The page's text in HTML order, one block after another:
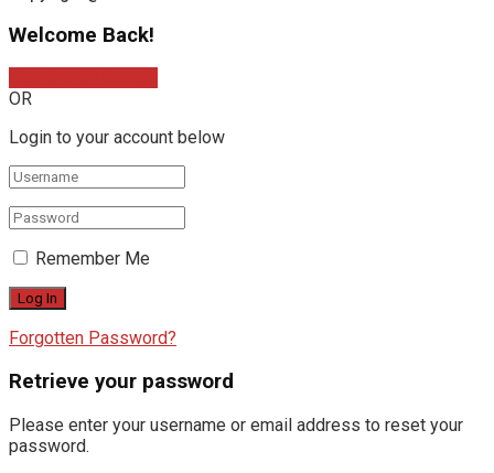
Welcome Back!
OR
Login to your account below
Remember Me
Forgotten Password?
Retrieve your password
Please enter your username or email address to reset your
password.